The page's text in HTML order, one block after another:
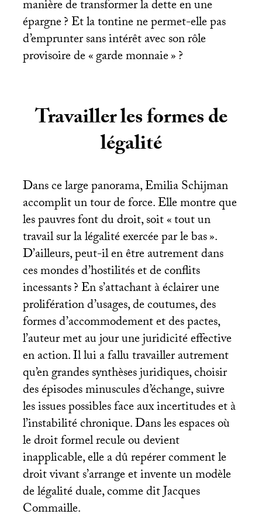
manière de transformer la dette en une
épargne? Et la tontine ne permet-elle pas
d’emprunter sans intérêt avec son rôle
provisoire de «garde monnaie»?
Travailler les formes de
légalité
Dans ce large panorama, Emilia Schijman
accomplit un tour de force. Elle montre que
les pauvres font du droit, soit «tout un
travail sur la légalité exercée par le bas».
D’ailleurs, peut-il en être autrement dans
ces mondes d’hostilités et de conflits
incessants? En s’attachant à éclairer une
prolifération d’usages, de coutumes, des
formes d’accommodement et des pactes,
l’auteur met au jour une juridicité effective
en action. Il lui a fallu travailler autrement
qu’en grandes synthèses juridiques, choisir
des épisodes minuscules d’échange, suivre
les issues possibles face aux incertitudes et à
l’instabilité chronique. Dans les espaces où
le droit formel recule ou devient
inapplicable, elle a dû repérer comment le
droit vivant s’arrange et invente un modèle
de légalité duale, comme dit Jacques
Commaille.